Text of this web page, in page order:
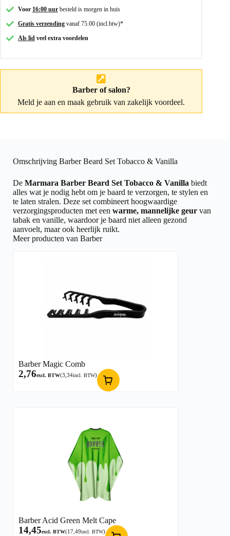
Voor 16:00 uur besteld is morgen in huis
Gratis verzending vanaf 75.00 (incl.btw)*
Als lid veel extra voordelen
Barber of salon?
Meld je aan en maak gebruik van zakelijk voordeel.
Omschrijving Barber Beard Set Tobacco & Vanilla
De Marmara Barber Beard Set Tobacco & Vanilla biedt
alles wat je nodig hebt om je baard te verzorgen, te stylen en
te laten stralen. Deze set combineert hoogwaardige
verzorgingsproducten met een warme, mannelijke geur van
tabak en vanille, waardoor je baard niet alleen gezond
aanvoelt, maar ook heerlijk ruikt.
Meer producten van Barber
Barber Magic Comb
2,76excl. BTW(3,34incl. BTW)
Barber Acid Green Melt Cape
14,45excl. BTW(17,49incl. BTW)